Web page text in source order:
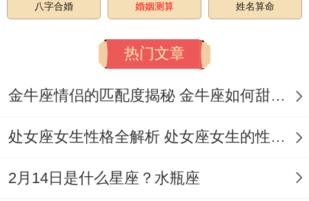
能将花心指数压制在20分以下低位区间。天
蝎座男生花心吗- 忠诚度的例外对待表现方
式，天蝎男的专一往往带有排他性！
我有个朋友就遇到过，他们说不定也做到:每
坚持保留某个前任的联系方式当"纪念"！
情感洁癖的双刃剑，绝对忠诚的自己但需尤
八字合婚 婚姻测算 姓名算命
热门文章
金牛座情侣的匹配度揭秘 金牛座如何甜蜜恋爱
处女座女生性格全解析 处女座女生的性格是什么样的
2月14日是什么星座？水瓶座